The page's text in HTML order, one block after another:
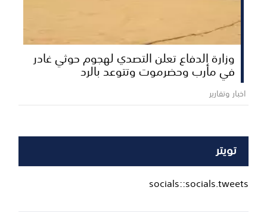
وزارة الدفاع تعلن التصدي لهجوم حوثي غادر
في مأرب وحضرموت وتتوعد بالرد
اخبار وتقارير
تويتر
socials::socials.tweets